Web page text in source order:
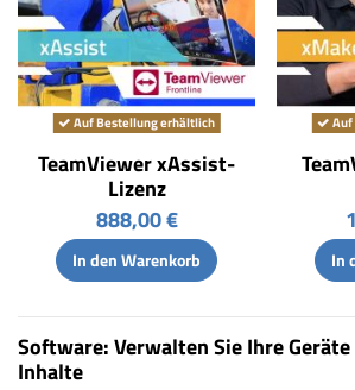
Auf Bestellung erhältlich
TeamViewer xAssist-
Lizenz
888,00 €
In den Warenkorb In
Software: Verwalten Sie Ihre
Inhalte